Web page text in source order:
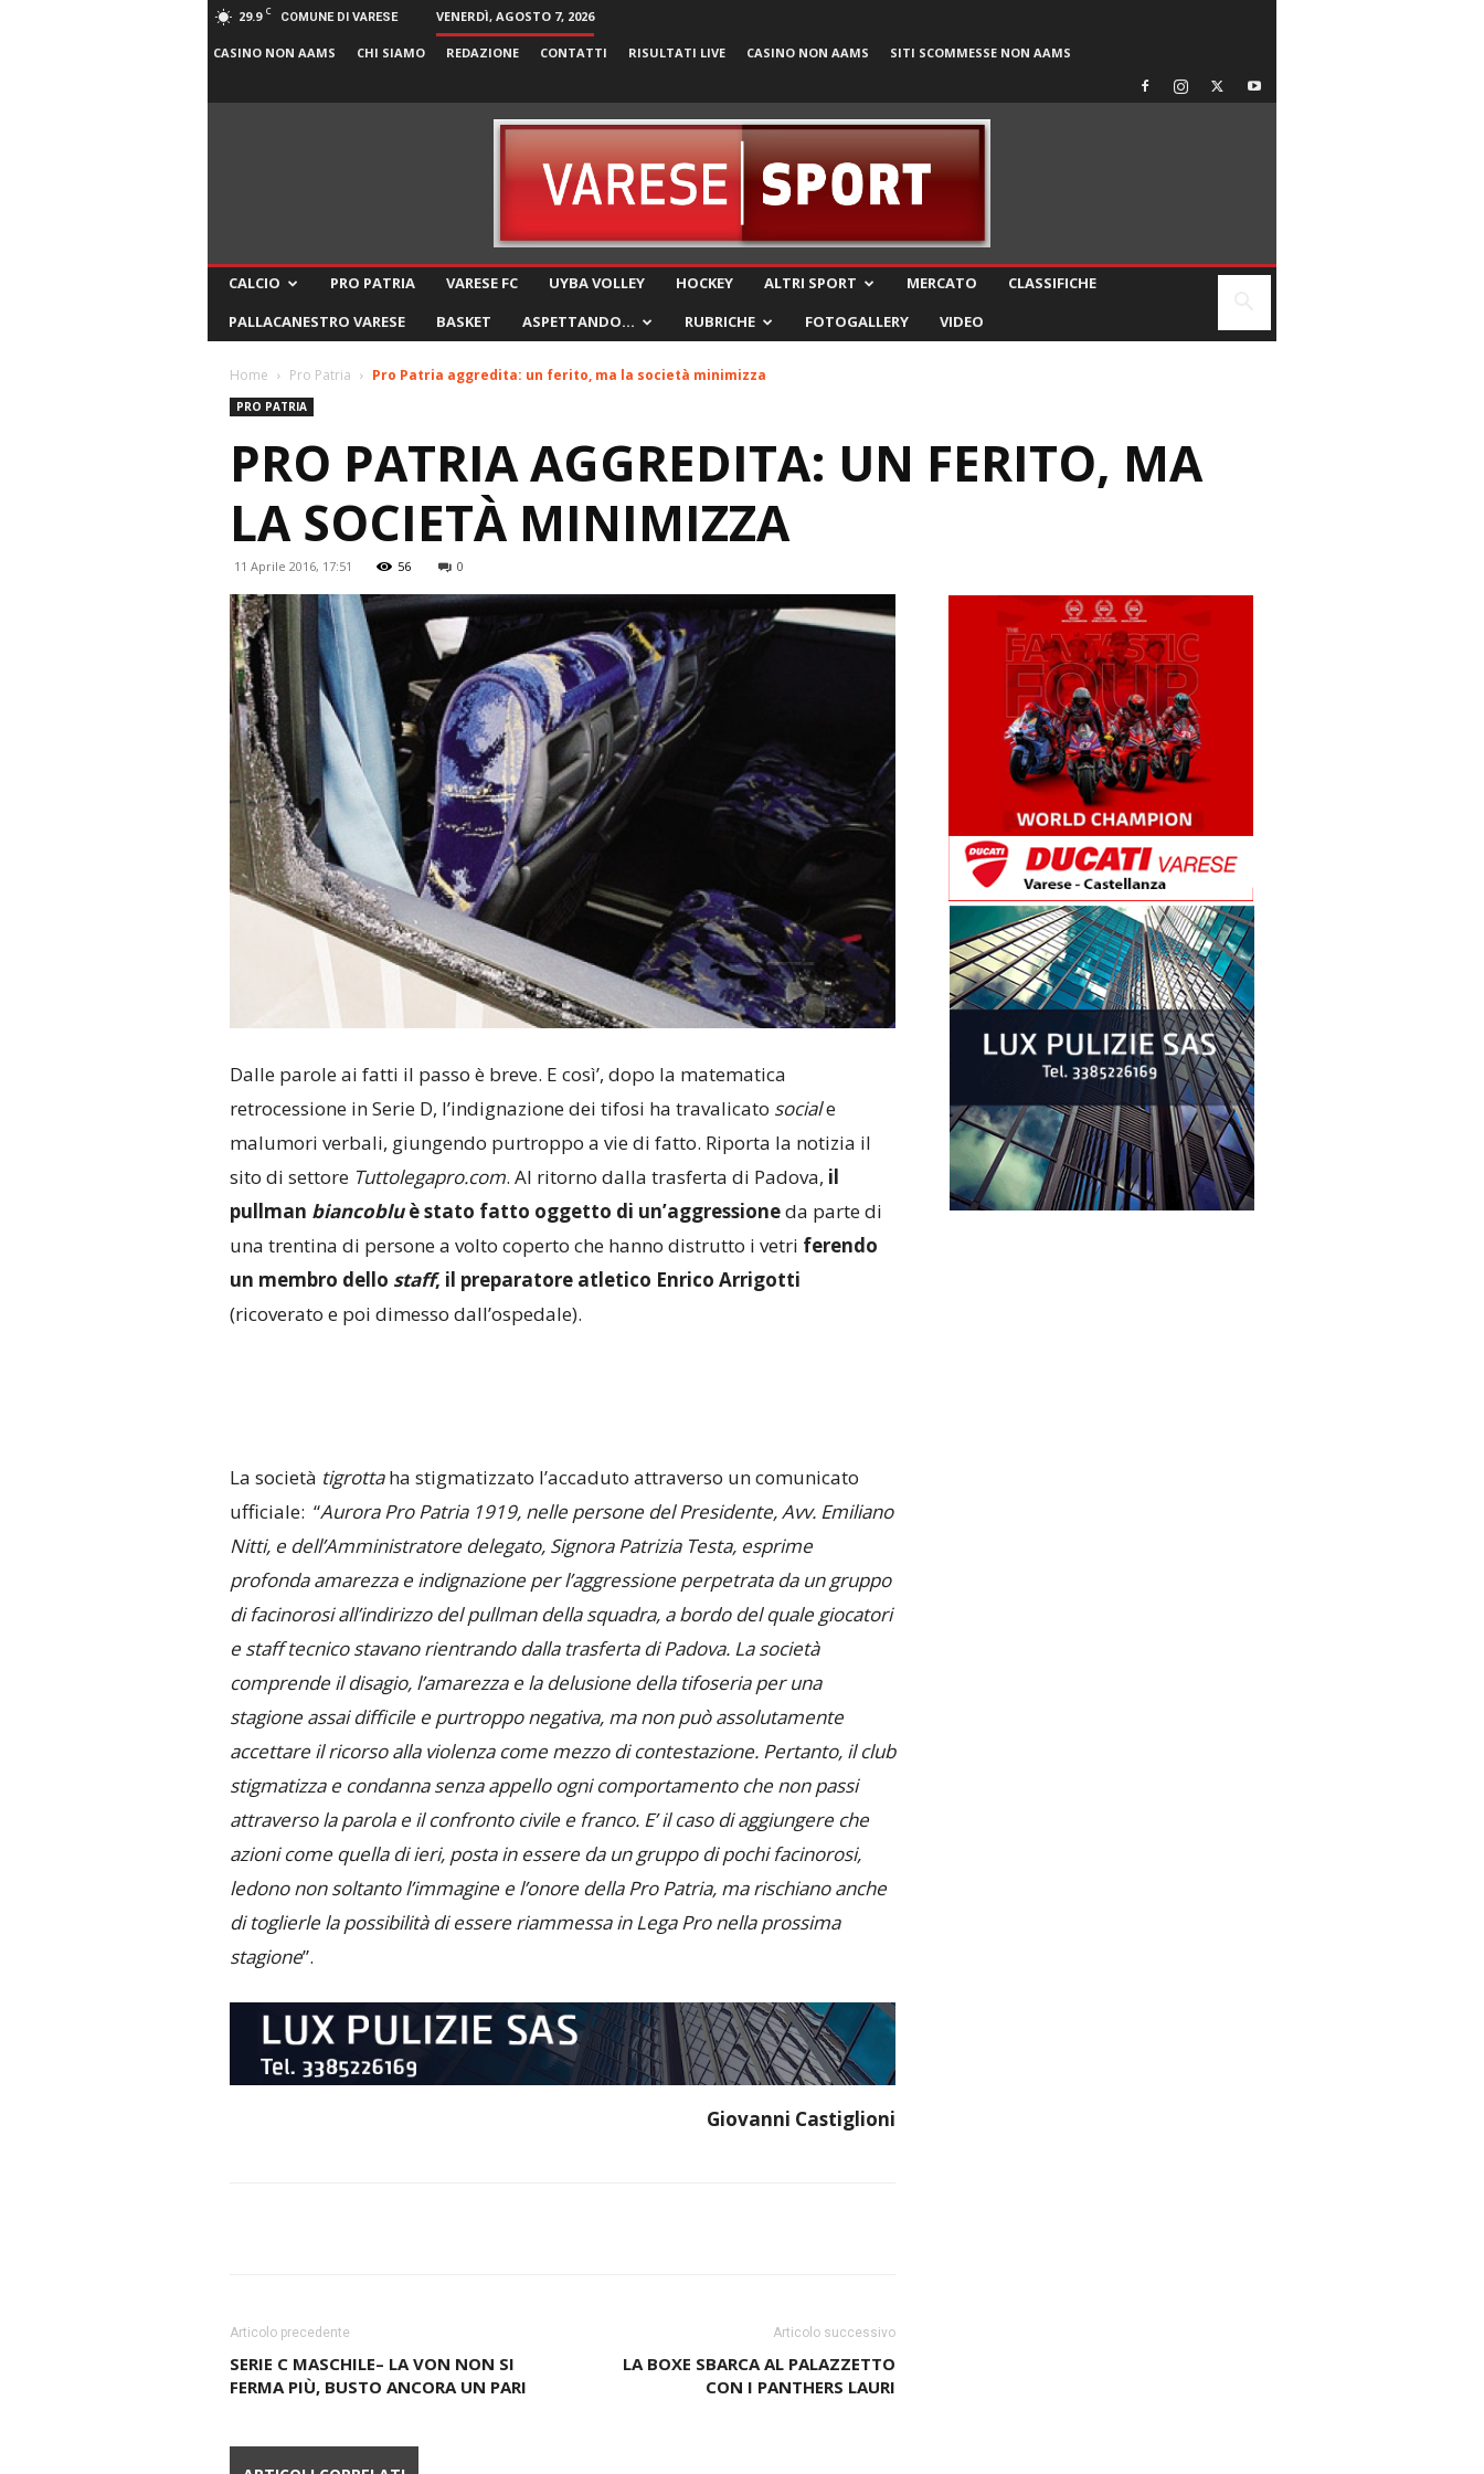
29.9 C COMUNE DI VARESE VENERDÌ, AGOSTO 7, 2026
CASINO NON AAMS CHI SIAMO REDAZIONE CONTATTI RISULTATI LIVE CASINO NON AAMS SITI SCOMMESSE NON AAMS
CALCIO PRO PATRIA VARESE FC UYBA VOLLEY HOCKEY ALTRI SPORT MERCATO
CLASSIFICHE
PALLACANESTRO VARESE
BASKET ASPETTANDO… RUBRICHE FOTOGALLERY VIDEO
Home Pro Patria Pro Patria aggredita: un ferito, ma la società minimizza
PRO PATRIA
PRO PATRIA AGGREDITA: UN FERITO, MA
LA SOCIETÀ MINIMIZZA
11 Aprile 2016, 17:51 56 0
Dalle parole ai fatti il passo è breve. E così’, dopo la matematica
retrocessione in Serie D, l’indignazione dei tifosi ha travalicato sociale
malumori verbali, giungendo purtroppo a vie di fatto. Riporta la notizia il
sito di settore Tuttolegapro.com. Al ritorno dalla trasferta di Padova, il
pullman biancobluè stato fatto oggetto di un’aggressioneda parte di
una trentina di persone a volto coperto che hanno distrutto i vetri ferendo
un membro dello staff, il preparatore atletico Enrico Arrigotti
(ricoverato e poi dimesso dall’ospedale).
La società tigrottaha stigmatizzato l’accaduto attraverso un comunicato
ufficiale: “Aurora Pro Patria 1919, nelle persone del Presidente, Avv. Emiliano
Nitti, e dell’Amministratore delegato, Signora Patrizia Testa, esprime
profonda amarezza e indignazione per l’aggressione perpetrata da un gruppo
di facinorosi all’indirizzo del pullman della squadra, a bordo del quale giocatori
e staff tecnico stavano rientrando dalla trasferta di Padova. La società
comprende il disagio, l’amarezza e la delusione della tifoseria per una
stagione assai difficile e purtroppo negativa, ma non può assolutamente
accettare il ricorso alla violenza come mezzo di contestazione. Pertanto, il club
stigmatizza e condanna senza appello ogni comportamento che non passi
attraverso la parola e il confronto civile e franco. E’ il caso di aggiungere che
azioni come quella di ieri, posta in essere da un gruppo di pochi facinorosi,
ledono non soltanto l’immagine e l’onore della Pro Patria, ma rischiano anche
di toglierle la possibilità di essere riammessa in Lega Pro nella prossima
stagione”.
Giovanni Castiglioni
Articolo precedente
SERIE C MASCHILE– LA VON NON SI
FERMA PIÙ, BUSTO ANCORA UN PARI
Articolo successivo
LA BOXE SBARCA AL PALAZZETTO
CON I PANTHERS LAURI